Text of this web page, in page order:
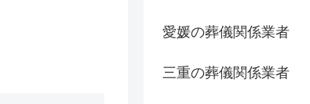
愛媛の葬儀関係業者
三重の葬儀関係業者